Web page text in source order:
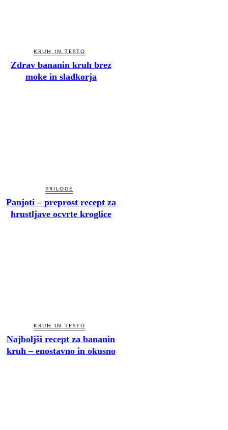
KRUH IN TESTO
Zdrav bananin kruh brez
moke in sladkorja
PRILOGE
Panjoti – preprost recept za
hrustljave ocvrte kroglice
KRUH IN TESTO
Najboljši recept za bananin
kruh – enostavno in okusno